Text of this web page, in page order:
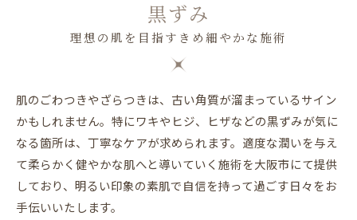
黒ずみ
理想の肌を目指すきめ細やかな施術
肌のごわつきやざらつきは、古い角質が溜まっているサイン
かもしれません。特にワキやヒジ、ヒザなどの黒ずみが気に
なる箇所は、丁寧なケアが求められます。適度な潤いを与え
て柔らかく健やかな肌へと導いていく施術を大阪市にて提供
しており、明るい印象の素肌で自信を持って過ごす日々をお
手伝いいたします。